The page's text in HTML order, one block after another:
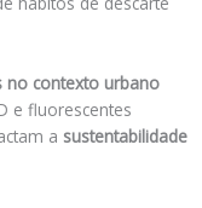
no contexto urbano
e fluorescentes
a sustentabilidade